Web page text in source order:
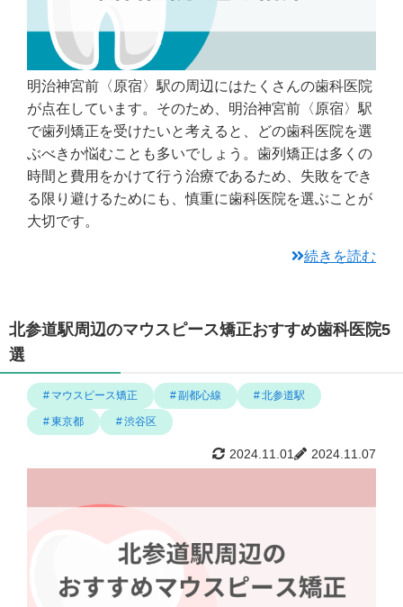
明治神宮前〈原宿〉駅の周辺にはたくさんの歯科医院
が点在しています。そのため、明治神宮前〈原宿〉駅
で歯列矯正を受けたいと考えると、どの歯科医院を選
ぶべきか悩むことも多いでしょう。歯列矯正は多くの
時間と費用をかけて行う治療であるため、失敗をでき
る限り避けるためにも、慎重に歯科医院を選ぶことが
大切です。
続きを読む
北参道駅周辺のマウスピース矯正おすすめ歯科医院5
選
マウスピース矯正 副都心線 北参道駅
東京都 渋谷区
2024.11.07
2024.11.01